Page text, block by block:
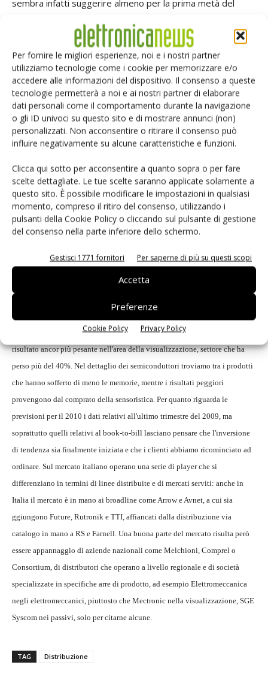
Per fornire le migliori esperienze, noi e i nostri partner
utilizziamo tecnologie come i cookie per memorizzare e/o
accedere alle informazioni del dispositivo. Il consenso a queste
tecnologie permetterà a noi e ai nostri partner di elaborare
dati personali come il comportamento durante la navigazione
o gli ID univoci su questo sito e di mostrare annunci (non)
personalizzati. Non acconsentire o ritirare il consenso può
influire negativamente su alcune caratteristiche e funzioni.
Clicca qui sotto per acconsentire a quanto sopra o per fare
scelte dettagliate. Le tue scelte saranno applicate solamente a
questo sito. È possibile modificare le impostazioni in qualsiasi
momento, compreso il ritiro del consenso, utilizzando i
pulsanti della Cookie Policy o cliccando sul pulsante di gestione
del consenso nella parte inferiore dello schermo.
Gestisci 1771 fornitori Per saperne di più su questi scopi
Accetta
Preferenze
Cookie Policy Privacy Policy
sembra infatti suggerire almeno per la prima metà del
correzione degli stock. Se a questo si unisce il fatto che la
comparazione avviene con un anno molto brutto, per il
2010 sembra prospettarsi una crescita a due cifre.
I numeri del mercato italiano
Per quanto riguarda nello specifico il mercato italiano i dati consolidati
Assodelevidenziano per la distribuzione in Italia una quadro abbastanza
deludente, ed evidenziano come in realtà il settore della distribuzione sia
stato colpito nel corso del 2008 da una crisi strutturali, che è stata poi
aggravata dalla crisi economica globale che ha colpito l'intera industria
mondiale. Il declino della distribuzione, sempre in base ai dati di Assodel,
sempre essere iniziato già a partire a partire dal 2007, quando, dopo il picco
di fatturato registrato nel 2006, il settore ha iniziato a perdere qualche
corso del 2008, in cui il settore ha riportato un calo dell'11%. In questa già
difficile situazione si è innestata la crisi mondiale che ha colpito
pesantemente l'industria italiana distribuzione che ha riportato un crollo
vicino al 30%. Per quanto riguarda le tipologie di prodotto il calo è stato
simile sia nell'area dei semiconduttori che in quella dei passivi, ed è
risultato ancor più pesante nell'area della visualizzazione, settore che ha
perso più del 40%. Nel dettaglio dei semiconduttori troviamo tra i prodotti
che hanno sofferto di meno le memorie, mentre i risultati peggiori
provengono dal comprato della sensoristica. Per quanto riguarda le
previsioni per il 2010 i dati relativi all'ultimo trimestre del 2009, ma
soprattutto quelli relativi al book-to-bill lasciano pensare che l'inversione
di tendenza sia finalmente iniziata e che i clienti abbiamo ricominciato ad
ordinare. Sul mercato italiano operano una serie di player che si
differenziano in termini di linee distribuite e di mercati serviti: anche in
Italia il mercato è in mano ai broadline come Arrow e Avnet, a cui sia
ggiungono Future, Rutronik e TTI, affiancati dalla distribuzione via
catalogo in mano a RS e Farnell. Una buona parte del mercato risulta però
essere appannaggio di aziende nazionali come Melchioni, Comprel o
Consortium, di distributori che operano a livello regionale e di società
specializzate in specifiche arre di prodotto, ad esempio Elettromeccanica
negli elettromeccanici, piuttosto che Mectronic nella visualizzazione, SGE
Syscom nei passivi, solo per citarne alcune.
TAG Distribuzione